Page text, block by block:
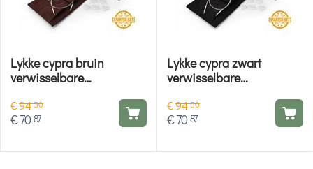
Lykke cypra bruin
verwisselbare
set 5''
€9450
€7087
Lykke cypra zwart
verwisselbare
set 5''
€9450
€7087